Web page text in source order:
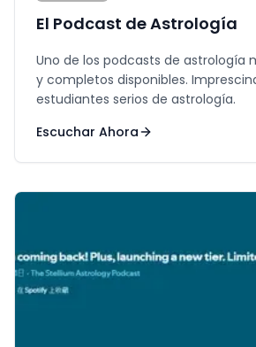
El Podcast de Astrología
Uno de los podcasts de astrología
y completos disponibles.
estudiantes serios de astrología.
Escuchar Ahora